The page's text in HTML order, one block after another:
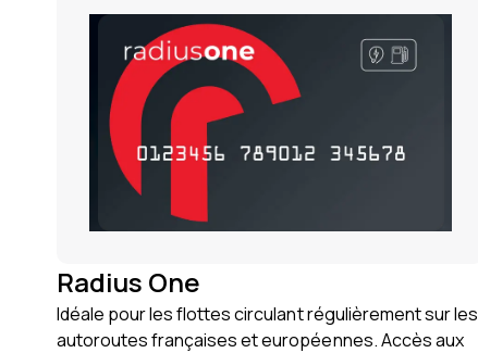
Radius One
Idéale pour les flottes circulant régulièrement sur les
autoroutes françaises et européennes. Accès aux